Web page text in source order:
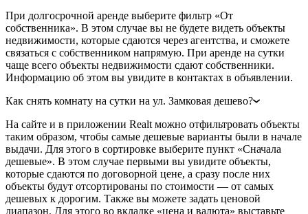
При долгосрочной аренде выберите фильтр «От
собственника». В этом случае вы не будете видеть объекты
недвижимости, которые сдаются через агентства, и сможете
связаться с собственником напрямую. При аренде на сутки
чаще всего объекты недвижимости сдают собственники.
Информацию об этом вы увидите в контактах в объявлении.
Как снять комнату на сутки на ул. Замковая дешево?
На сайте и в приложении Realt можно отфильтровать объекты
таким образом, чтобы самые дешевые варианты были в начале
выдачи. Для этого в сортировке выберите пункт «Сначала
дешевые». В этом случае первыми вы увидите объекты,
которые сдаются по договорной цене, а сразу после них
объекты будут отсортированы по стоимости — от самых
дешевых к дорогим. Также вы можете задать ценовой
диапазон. Для этого во вкладке «цена и валюта» выставьте